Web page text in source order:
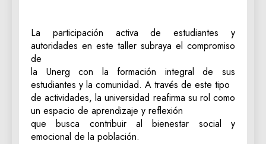
La participación activa de estudiantes y
autoridades en este taller subraya el compromiso
de
la Unerg con la formación integral de sus
estudiantes y la comunidad. A través de este tipo
de actividades, la universidad reafirma su rol como
un espacio de aprendizaje y reflexión
que busca contribuir al bienestar social y
emocional de la población.